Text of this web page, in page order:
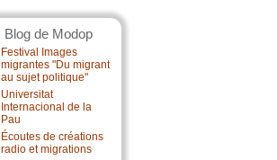
Blog de Modop
Festival Images
migrantes "Du migrant
au sujet politique"
Universitat
Internacional de la
Pau
Écoutes de créations
radio et migrations